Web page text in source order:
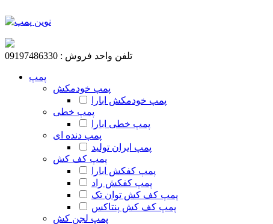
تلفن واحد فروش : 09197486330
پمپ
پمپ خودمکش
پمپ خودمکش ابارا
پمپ خطی
پمپ خطی ابارا
پمپ دنده ای
پمپ ایران تولید
پمپ کف کش
پمپ کفکش ابارا
پمپ کفکش راد
پمپ کف کش توان تک
پمپ کف کش پنتاکس
پمپ لجن کش